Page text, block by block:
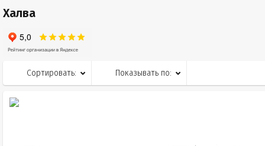
Халва
Сортировать: Показывать по: